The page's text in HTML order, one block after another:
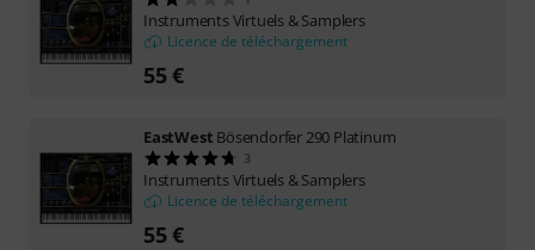
Instruments Virtuels & Samplers
Licence de téléchargement
55 €
EastWest Bösendorfer 290 Platinum
3
Instruments Virtuels & Samplers
Licence de téléchargement
55 €